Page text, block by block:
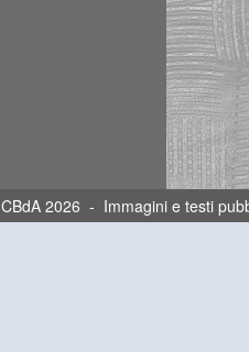
CBdA 2026 - Immagini e testi